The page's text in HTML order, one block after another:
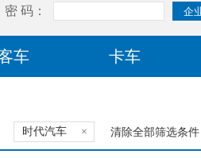
车 卡车
时代汽车 × 清除全部筛选条件